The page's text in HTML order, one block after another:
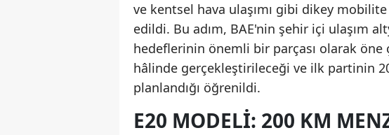
ve kentsel hava ulaşımı gibi dikey
edildi. Bu adım, BAE'nin şehir içi ulaşım
hedeflerinin önemli bir parçası olarak öne
hâlinde gerçekleştirileceği ve ilk partinin
planlandığı öğrenildi.
E20 MODELI: 200 KM